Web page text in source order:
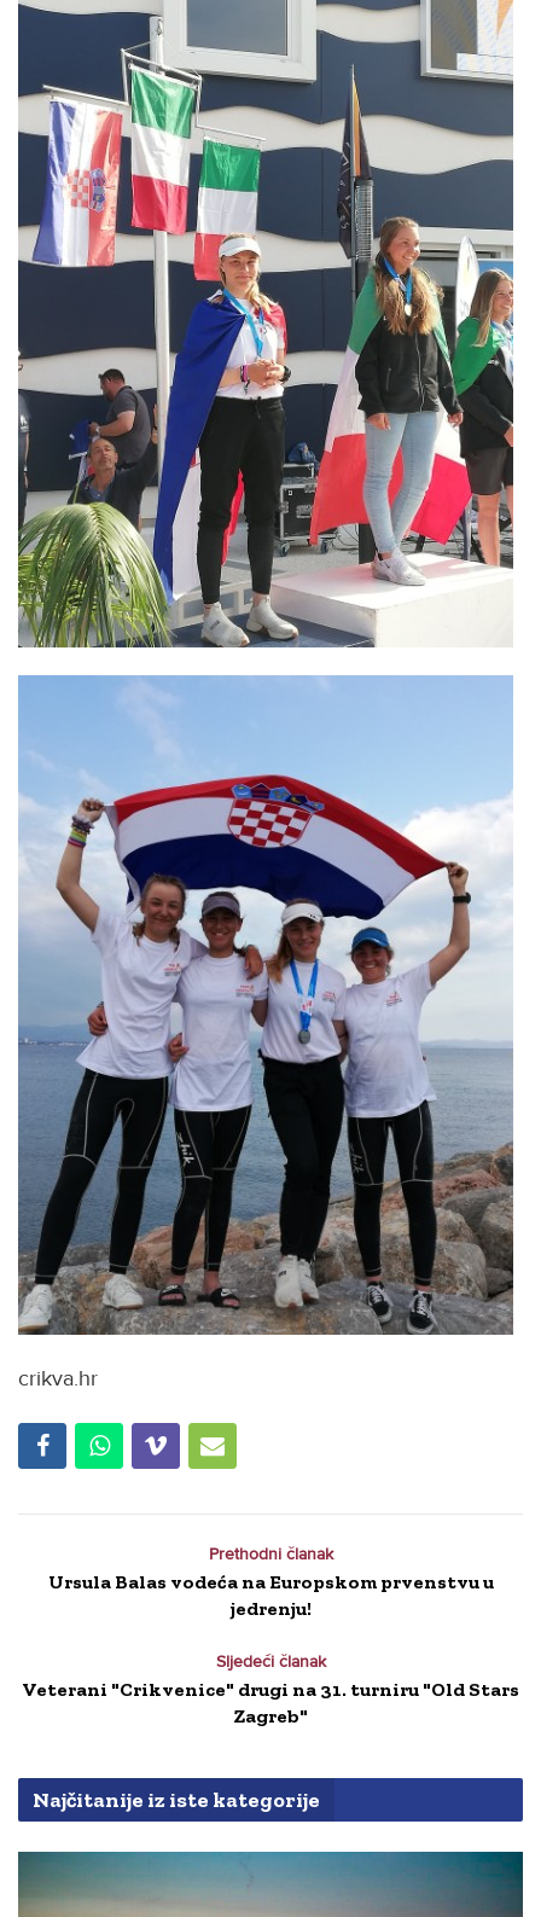
crikva.hr
Prethodni članak
Ursula Balas vodeća na Europskom prvenstvu u
jedrenju!
Sljedeći članak
Veterani "Crikvenice" drugi na 31. turniru "Old Stars
Zagreb"
Najčitanije iz iste kategorije